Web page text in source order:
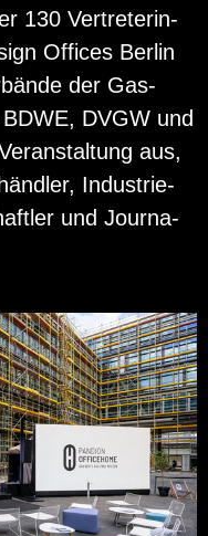
130 Ver­tre­te­rin­
Of­fices Ber­lin
der Gas-
DVGW und
aus,
In­dus­trie­
und Jour­na­